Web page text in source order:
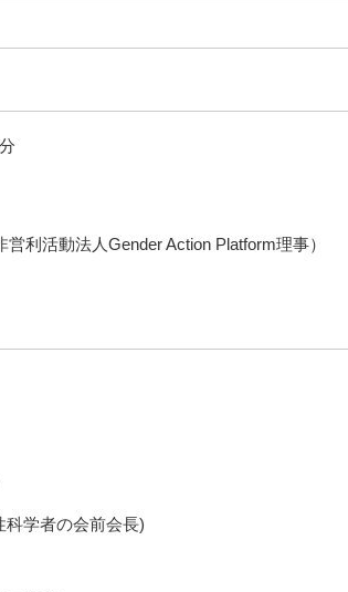
利活動法人Gender Action Platform理事）
科学者の会前会長)